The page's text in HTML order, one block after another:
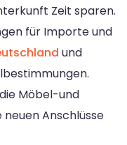
Zeit sparen.
für Importe und
und
Möbel-und
Anschlüsse